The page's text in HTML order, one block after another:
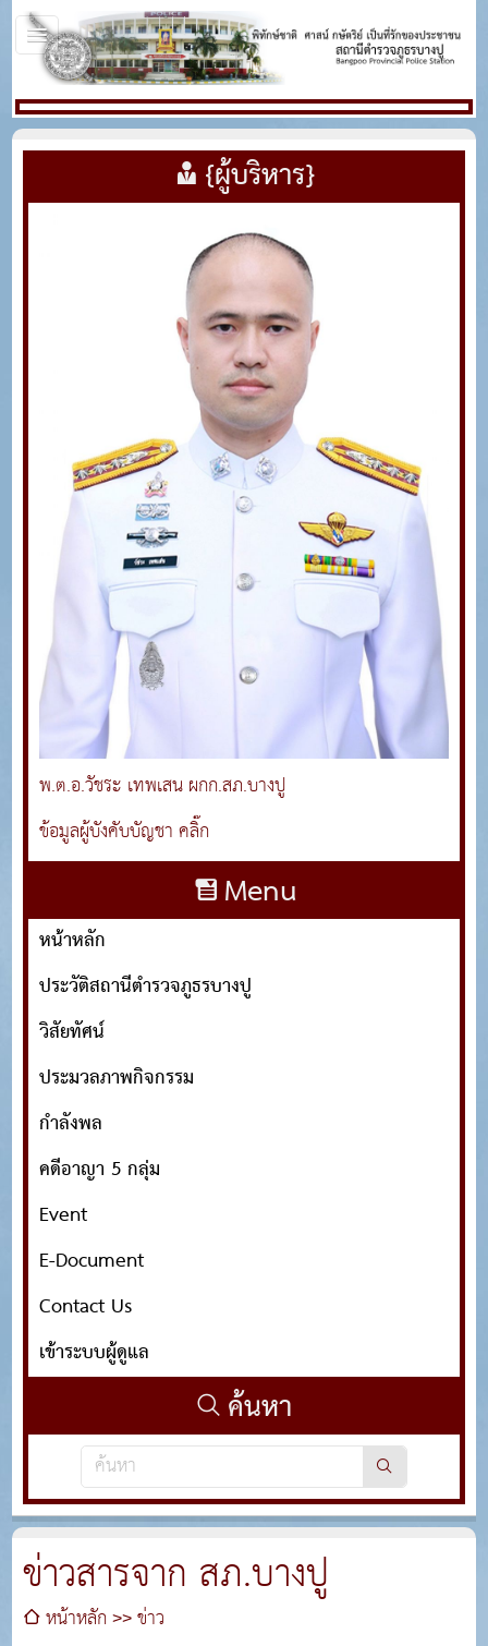
{ผู้บริหาร}
พ.ต.อ.วัชระ เทพเสน ผกก.สภ.บางปู
ข้อมูลผู้บังคับบัญชา คลิ๊ก
Menu
หน้าหลัก
ประวัติสถานีตำรวจภูธรบางปู
วิสัยทัศน์
ประมวลภาพกิจกรรม
กำลังพล
คดีอาญา 5 กลุ่ม
Event
E-Document
Contact Us
เข้าระบบผู้ดูแล
ค้นหา
ข่าวสารจาก สภ.บางปู
หน้าหลัก ข่าว